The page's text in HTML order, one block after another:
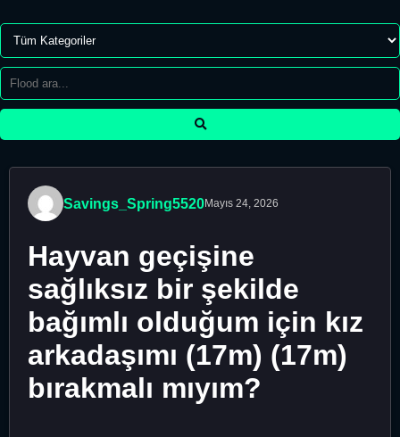
Savings_Spring5520Mayıs 24, 2026
Hayvan geçişine
sağlıksız bir şekilde
bağımlı olduğum için kız
arkadaşımı (17m) (17m)
bırakmalı mıyım?